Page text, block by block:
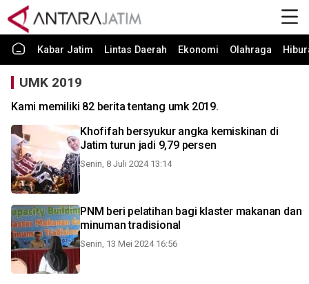
Kabar Jatim Lintas Daerah Ekonomi Olahraga
UMK 2019
Kami memiliki 82 berita tentang umk 2019.
Khofifah bersyukur angka kemiskinan di
Jatim turun jadi 9,79 persen
Senin, 8 Juli 2024 13:14
PNM beri pelatihan bagi klaster makanan dan
minuman tradisional
Senin, 13 Mei 2024 16:56